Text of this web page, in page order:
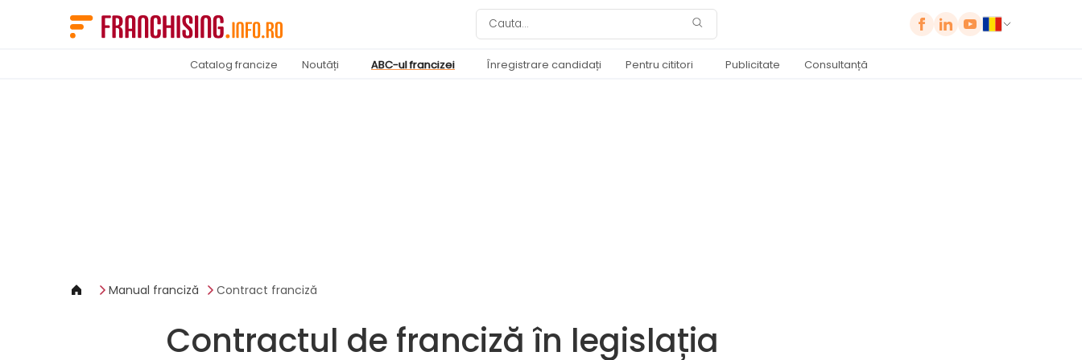
Catalog francize Noutăți ABC-ul francizei Înregistrare candidați Pentru cititori Publicitate Consultanță
Manual franciză Contract franciză
Contractul de franciză în legislația